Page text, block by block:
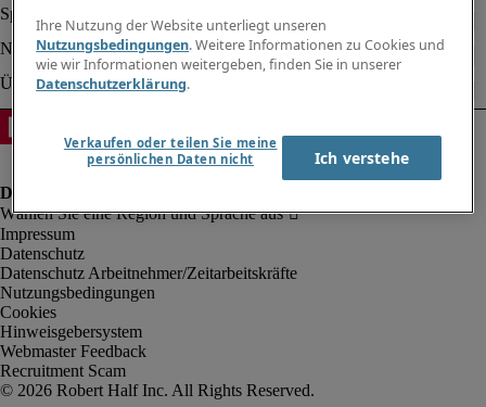
Impressum
Datenschutz
Datenschutz Arbeitnehmer/Zeitarbeitskräfte
Nutzungsbedingungen
Cookies
Hinweisgebersystem
Webmaster Feedback
Recruitment Scam
Ihre Nutzung der Website unterliegt unseren
Nutzungsbedingungen. Weitere Informationen zu Cookies und
wie wir Informationen weitergeben, finden Sie in unserer
Datenschutzerklärung.
Verkaufen oder teilen Sie meine
persönlichen Daten nicht
Ich verstehe